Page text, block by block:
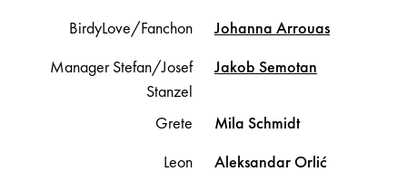
BirdyLove/Fanchon
Johanna Arrouas
Manager Stefan/Josef
Stanzel
Jakob Semotan
Grete Mila Schmidt
Leon
AleksandarOrlić